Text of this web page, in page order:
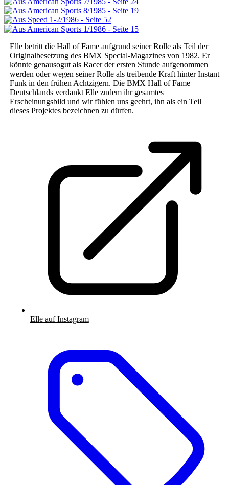
Elle betritt die Hall of Fame aufgrund seiner Rolle als Teil der
Originalbesetzung des BMX Special-Magazines von 1982. Er
könnte genausogut als Racer der ersten Stunde aufgenommen
werden oder wegen seiner Rolle als treibende Kraft hinter Instant
Funk in den frühen Achtzigern. Die BMX Hall of Fame
Deutschlands verdankt Elle zudem ihr gesamtes
Erscheinungsbild und wir fühlen uns geehrt, ihn als ein Teil
dieses Projektes bezeichnen zu dürfen.
Elle auf Instagram